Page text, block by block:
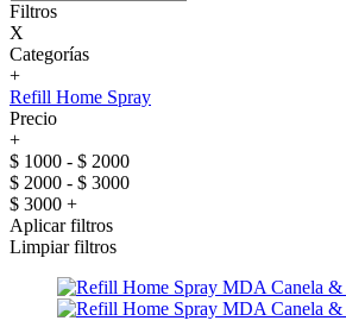
Filtros
X
Categorías
+
Refill Home Spray
Precio
+
$ 1000 - $ 2000
$ 2000 - $ 3000
$ 3000 +
Aplicar filtros
Limpiar filtros